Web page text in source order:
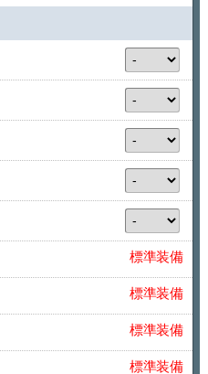
補償に加入されていても
標準装備
標準装備
標準装備
標準装備